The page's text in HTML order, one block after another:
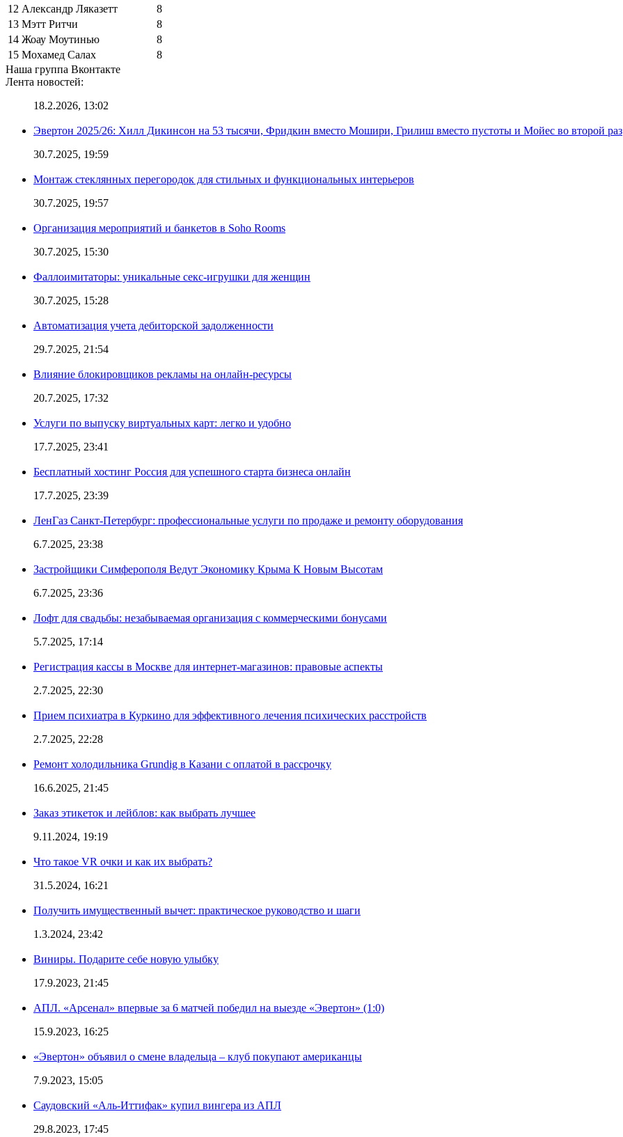
12 Александр Ляказетт
8
13 Мэтт Ритчи
8
14 Жоау Моутинью
8
15 Мохамед Салах
8
Наша группа Вконтакте
Лента новостей:
18.2.2026, 13:02
Эвертон 2025/26: Хилл Дикинсон на 53 тысячи, Фридкин вместо Мошири, Грилиш вместо пустоты и Мойес во второй раз
30.7.2025, 19:59
Монтаж стеклянных перегородок для стильных и функциональных интерьеров
30.7.2025, 19:57
Организация мероприятий и банкетов в Soho Rooms
30.7.2025, 15:30
Фаллоимитаторы: уникальные секс-игрушки для женщин
30.7.2025, 15:28
Автоматизация учета дебиторской задолженности
29.7.2025, 21:54
Влияние блокировщиков рекламы на онлайн-ресурсы
20.7.2025, 17:32
Услуги по выпуску виртуальных карт: легко и удобно
17.7.2025, 23:41
Бесплатный хостинг Россия для успешного старта бизнеса онлайн
17.7.2025, 23:39
ЛенГаз Санкт-Петербург: профессиональные услуги по продаже и ремонту оборудования
6.7.2025, 23:38
Застройщики Симферополя Ведут Экономику Крыма К Новым Высотам
6.7.2025, 23:36
Лофт для свадьбы: незабываемая организация с коммерческими бонусами
5.7.2025, 17:14
Регистрация кассы в Москве для интернет-магазинов: правовые аспекты
2.7.2025, 22:30
Прием психиатра в Куркино для эффективного лечения психических расстройств
2.7.2025, 22:28
Ремонт холодильника Grundig в Казани с оплатой в рассрочку
16.6.2025, 21:45
Заказ этикеток и лейблов: как выбрать лучшее
9.11.2024, 19:19
Что такое VR очки и как их выбрать?
31.5.2024, 16:21
Получить имущественный вычет: практическое руководство и шаги
1.3.2024, 23:42
Виниры. Подарите себе новую улыбку
17.9.2023, 21:45
АПЛ. «Арсенал» впервые за 6 матчей победил на выезде «Эвертон» (1:0)
15.9.2023, 16:25
«Эвертон» объявил о смене владельца – клуб покупают американцы
7.9.2023, 15:05
Саудовский «Аль-Иттифак» купил вингера из АПЛ
29.8.2023, 17:45